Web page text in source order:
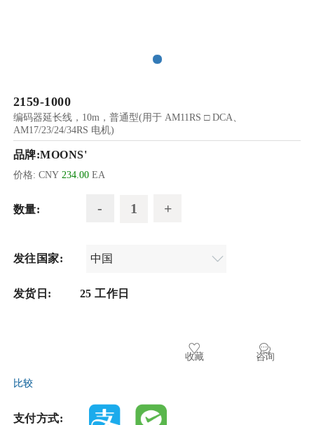
2159-1000
编码器延长线，10m，普通型(用于 AM11RS □ DCA、
AM17/23/24/34RS 电机)
品牌:MOONS'
价格: CNY 234.00 EA
数量:
发往国家:
发货日: 25 工作日
咨询
收藏
比较
支付方式: